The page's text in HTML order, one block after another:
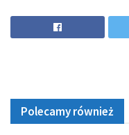
Polecamy również